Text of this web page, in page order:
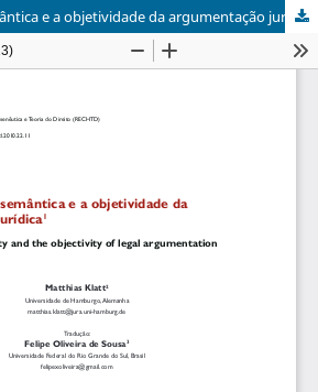
e a objetividade da argumentação jurídica